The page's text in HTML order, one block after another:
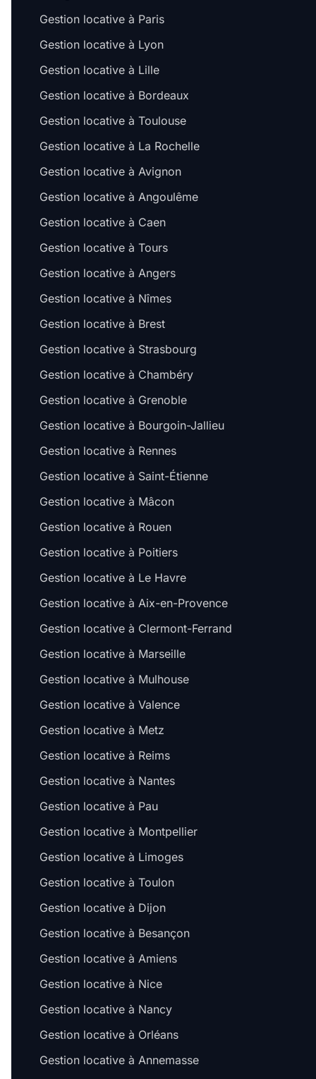
Gestion locative à Paris
Gestion locative à Lyon
Gestion locative à Lille
Gestion locative à Bordeaux
Gestion locative à Toulouse
Gestion locative à La Rochelle
Gestion locative à Avignon
Gestion locative à Angoulême
Gestion locative à Caen
Gestion locative à Tours
Gestion locative à Angers
Gestion locative à Nîmes
Gestion locative à Brest
Gestion locative à Strasbourg
Gestion locative à Chambéry
Gestion locative à Grenoble
Gestion locative à Bourgoin-Jallieu
Gestion locative à Rennes
Gestion locative à Saint-Étienne
Gestion locative à Mâcon
Gestion locative à Rouen
Gestion locative à Poitiers
Gestion locative à Le Havre
Gestion locative à Aix-en-Provence
Gestion locative à Clermont-Ferrand
Gestion locative à Marseille
Gestion locative à Mulhouse
Gestion locative à Valence
Gestion locative à Metz
Gestion locative à Reims
Gestion locative à Nantes
Gestion locative à Pau
Gestion locative à Montpellier
Gestion locative à Limoges
Gestion locative à Toulon
Gestion locative à Dijon
Gestion locative à Besançon
Gestion locative à Amiens
Gestion locative à Nice
Gestion locative à Nancy
Gestion locative à Orléans
Gestion locative à Annemasse